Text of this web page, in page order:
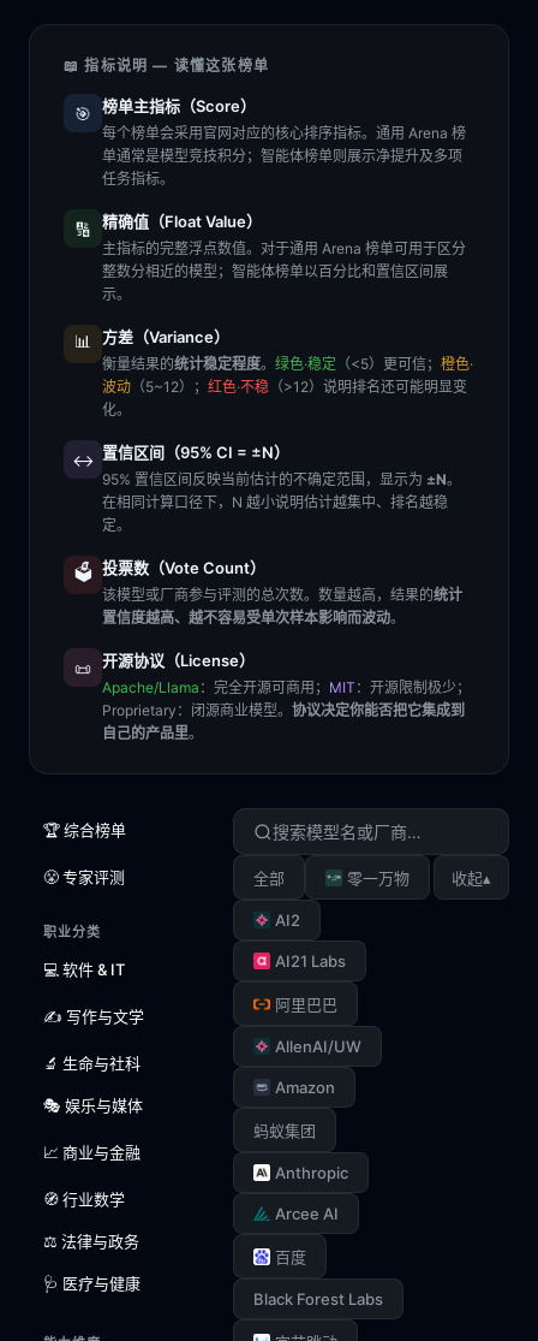
📖 指标说明 — 读懂这张榜单
🎯 榜单主指标（Score）
每个榜单会采用官网对应的核心排序指标。通用 Arena 榜
单通常是模型竞技积分；智能体榜单则展示净提升及多项
任务指标。
🔢 精确值（Float Value）
主指标的完整浮点数值。对于通用 Arena 榜单可用于区分
整数分相近的模型；智能体榜单以百分比和置信区间展
示。
📊 方差（Variance）
衡量结果的统计稳定程度。 绿色·稳定 （<5）更可信； 橙色·
波动 （5~12）； 红色·不稳 （>12）说明排名还可能明显变
化。
↔️ 置信区间（95% CI = ±N）
95% 置信区间反映当前估计的不确定范围，显示为 ±N。
在相同计算口径下，N 越小说明估计越集中、排名越稳
定。
🗳️ 投票数（Vote Count）
该模型或厂商参与评测的总次数。数量越高，结果的统计
置信度越高、越不容易受单次样本影响而波动。
📜 开源协议（License）
Apache/Llama ：完全开源可商用； MIT ：开源限制极少；
Proprietary ：闭源商业模型。 协议决定你能否把它集成到
自己的产品里。
🏆 综合榜单
😤 专家评测
职业分类
💻 软件 & IT
✍️ 写作与文学
🔬 生命与社科
🎭 娱乐与媒体
📈 商业与金融
🧭 行业数学
⚖️ 法律与政务
🩺 医疗与健康
全部 零一万物
AI2
AI21 Labs
阿里巴巴
AllenAI/UW
Amazon
蚂蚁集团
Anthropic
Arcee AI
百度
Black Forest Labs
收起▴